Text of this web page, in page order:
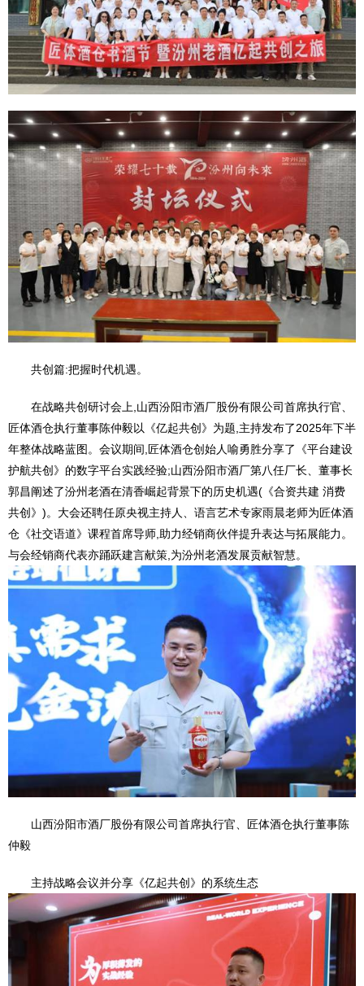
共创篇:把握时代机遇。
在战略共创研讨会上,山西汾阳市酒厂股份有限公司首席执行官、
匠体酒仓执行董事陈仲毅以《亿起共创》为题,主持发布了2025年下半
年整体战略蓝图。会议期间,匠体酒仓创始人喻勇胜分享了《平台建设
护航共创》的数字平台实践经验;山西汾阳市酒厂第八任厂长、董事长
郭昌阐述了汾州老酒在清香崛起背景下的历史机遇(《合资共建 消费
共创》)。大会还聘任原央视主持人、语言艺术专家雨晨老师为匠体酒
仓《社交语道》课程首席导师,助力经销商伙伴提升表达与拓展能力。
与会经销商代表亦踊跃建言献策,为汾州老酒发展贡献智慧。
山西汾阳市酒厂股份有限公司首席执行官、匠体酒仓执行董事陈
仲毅
主持战略会议并分享《亿起共创》的系统生态